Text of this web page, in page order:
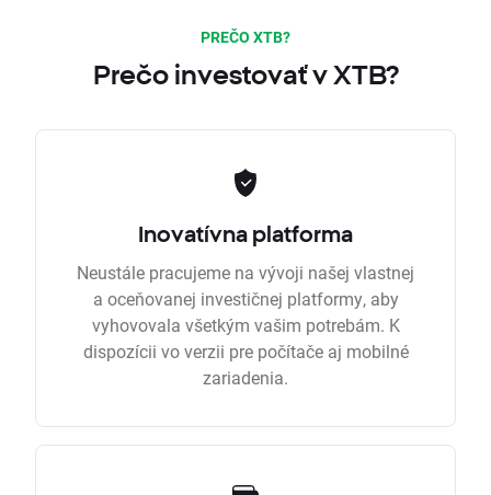
PREČO XTB?
Prečo investovať v XTB?
Inovatívna platforma
Neustále pracujeme na vývoji našej vlastnej
a oceňovanej investičnej platformy, aby
vyhovovala všetkým vašim potrebám. K
dispozícii vo verzii pre počítače aj mobilné
zariadenia.